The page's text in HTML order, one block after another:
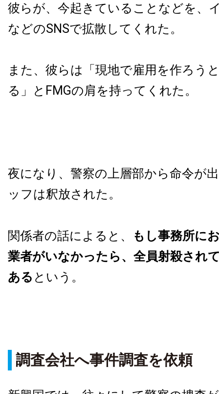
彼らが、今起きていることなどを、
などのSNSで拡散してくれた。
また、彼らは「現地で雇用を作ろう
る」とFMGの肩を持ってくれた。
夜になり、警察の上層部から命令が
ッフは釈放された。
関係者の話によると、
もし事務所に
業者がいなかったら、全員射殺され
ある という。
調査会社へ事件調査を依頼